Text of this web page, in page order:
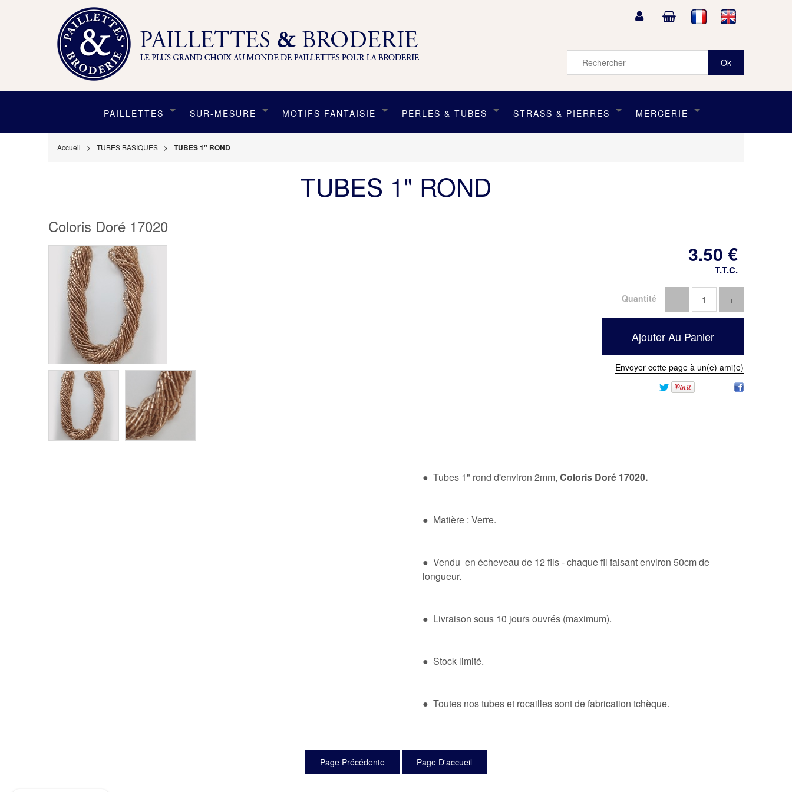
PAILLETTES SUR-MESURE MOTIFS FANTAISIE PERLES & TUBES STRASS & PIERRES MERCERIE
Accueil TUBES BASIQUES TUBES 1" ROND
TUBES 1" ROND
Coloris Doré 17020
3.50 €
T.T.C.
Quantité
Envoyer cette page à un(e) ami(e)
● Tubes 1" rond d'environ 2mm, Coloris Doré 17020.
● Matière : Verre.
● Vendu en écheveau de 12 fils - chaque fil faisant environ 50cm de
longueur.
● Livraison sous 10 jours ouvrés (maximum).
● Stock limité.
● Toutes nos tubes et rocailles sont de fabrication tchèque.